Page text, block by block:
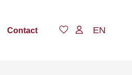
Contact EN